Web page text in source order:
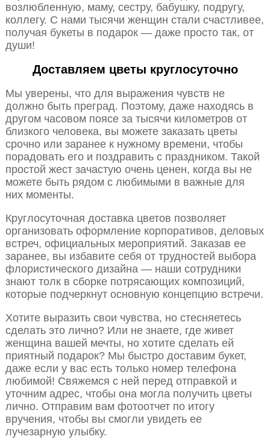
возлюбленную, маму, сестру, бабушку, подругу,
коллегу. С нами тысячи женщин стали счастливее,
получая букеты в подарок — даже просто так, от
души!
Доставляем цветы круглосуточно
Мы уверены, что для выражения чувств не
должно быть преград. Поэтому, даже находясь в
другом часовом поясе за тысячи километров от
близкого человека, вы можете заказать цветы
срочно или заранее к нужному времени, чтобы
порадовать его и поздравить с праздником. Такой
простой жест зачастую очень ценен, когда вы не
можете быть рядом с любимыми в важные для
них моменты.
Круглосуточная доставка цветов позволяет
организовать оформление корпоративов, деловых
встреч, официальных мероприятий. Заказав ее
заранее, вы избавите себя от трудностей выбора
флористического дизайна — наши сотрудники
знают толк в сборке потрясающих композиций,
которые подчеркнут основную концепцию встречи.
Хотите выразить свои чувства, но стесняетесь
сделать это лично? Или не знаете, где живет
женщина вашей мечты, но хотите сделать ей
приятный подарок? Мы быстро доставим букет,
даже если у вас есть только номер телефона
любимой! Свяжемся с ней перед отправкой и
уточним адрес, чтобы она могла получить цветы
лично. Отправим вам фотоотчет по итогу
вручения, чтобы вы смогли увидеть ее
лучезарную улыбку.